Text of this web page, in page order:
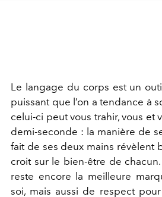
Le langage du corps est un
puissant que l’on a tendance à
celui-ci peut vous trahir, vous et
demi-seconde : la manière de
fait de ses deux mains révèlent
croit sur le bien-être de
reste encore la meilleure
soi, mais aussi de respect